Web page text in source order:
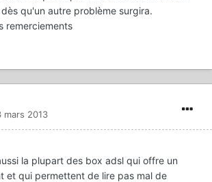
qu'un autre problème surgira.
remerciements
mars 2013
la plupart des box adsl qui offre un
et qui permettent de lire pas mal de